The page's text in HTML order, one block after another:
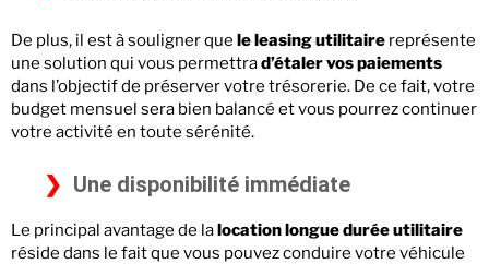
De plus, il est à souligner que le leasing utilitaire représente
une solution qui vous permettrad’étaler vos paiements
dans l’objectif de préserver votre trésorerie. De ce fait, votre
budget mensuel sera bien balancé et vous pourrez continuer
votre activité en toute sérénité.
Une disponibilité immédiate
Le principal avantage de lalocation longue durée utilitaire
réside dans le fait que vous pouvez conduire votre véhicule